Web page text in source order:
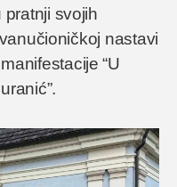
svojih
nastavi
“U